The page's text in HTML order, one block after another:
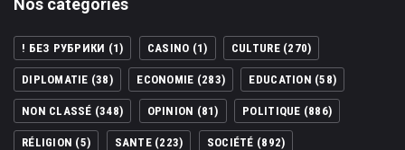
Nos catégories
! БЕЗ РУБРИКИ (1) CASINO (1) CULTURE(270)
DIPLOMATIE (38) ECONOMIE (283) EDUCATION (58)
NON CLASSÉ (348) OPINION (81) POLITIQUE (886)
RÉLIGION (5) SANTE(223) SOCIÉTÉ (892)